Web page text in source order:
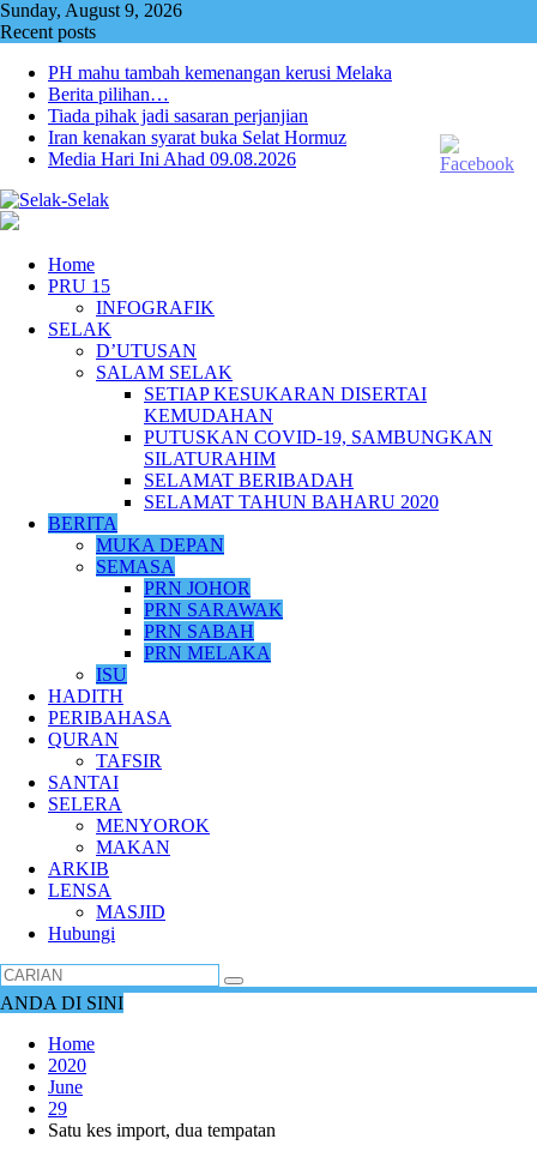
Skip
to
Sunday, August 9, 2026
Recent posts
PH mahu tambah kemenangan kerusi Melaka
Berita pilihan…
Tiada pihak jadi sasaran perjanjian
Iran kenakan syarat buka Selat Hormuz
Media Hari Ini Ahad 09.08.2026
Home
PRU 15
INFOGRAFIK
SELAK
D’UTUSAN
SALAM SELAK
SETIAP KESUKARAN DISERTAI
KEMUDAHAN
PUTUSKAN COVID-19, SAMBUNGKAN
SILATURAHIM
SELAMAT BERIBADAH
SELAMAT TAHUN BAHARU 2020
BERITA
MUKA DEPAN
SEMASA
PRN JOHOR
PRN SARAWAK
PRN SABAH
PRN MELAKA
ISU
HADITH
PERIBAHASA
QURAN
TAFSIR
SANTAI
SELERA
MENYOROK
MAKAN
ARKIB
LENSA
MASJID
Hubungi
ANDA DI SINI
Home
2020
June
29
Satu kes import, dua tempatan